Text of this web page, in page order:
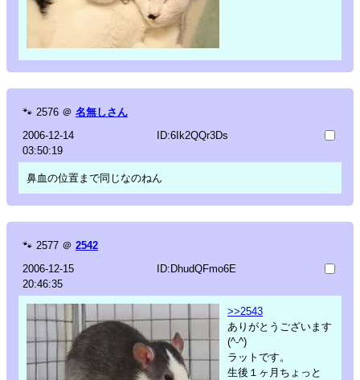
🐾 2576 ＠ 名無しさん
2006-12-14
03:50:19
ID:6Ik2QQr3Ds
鼻血の位置まで同じなのねん
🐾 2577 ＠ 2542
2006-12-15
20:46:35
ID:DhudQFmo6E
>>2543
ありがとうございます
(^-^)
ラットです。
生後１ヶ月ちょっと